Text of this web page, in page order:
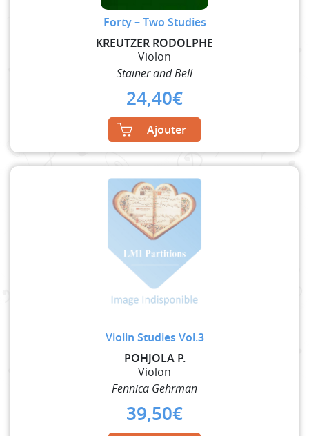
Forty – Two Studies
KREUTZER RODOLPHE
Violon
Stainer and Bell
24,40€
Ajouter
Violin Studies Vol.3
POHJOLA P.
Violon
Fennica Gehrman
39,50€